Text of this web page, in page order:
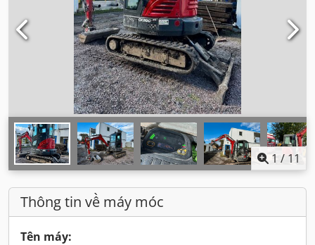
1 / 11
Thông tin về máy móc
Tên máy: